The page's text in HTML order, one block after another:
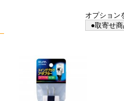
オプション
●取寄せ